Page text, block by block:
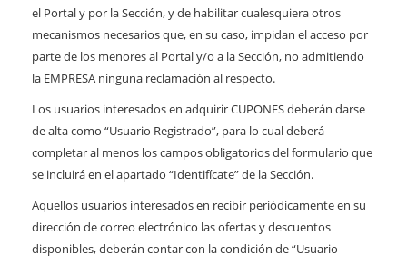
el Portal y por la Sección, y de habilitar cualesquiera otros
mecanismos necesarios que, en su caso, impidan el acceso por
parte de los menores al Portal y/o a la Sección, no admitiendo
la EMPRESA ninguna reclamación al respecto.
Los usuarios interesados en adquirir CUPONES deberán darse
de alta como “Usuario Registrado”, para lo cual deberá
completar al menos los campos obligatorios del formulario que
se incluirá en el apartado “Identifícate” de la Sección.
Aquellos usuarios interesados en recibir periódicamente en su
dirección de correo electrónico las ofertas y descuentos
disponibles, deberán contar con la condición de “Usuario